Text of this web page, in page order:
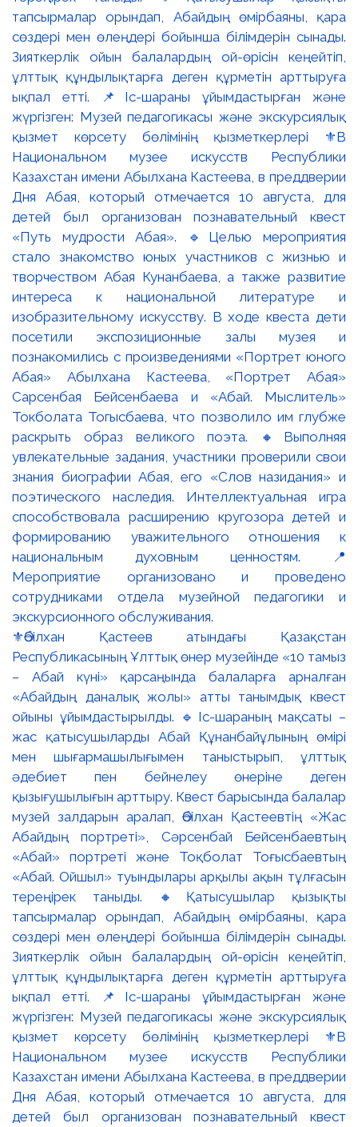
⚜️Әбілхан Қастеев атындағы Қазақстан
Республикасының Ұлттық өнер музейінде «10 тамыз
– Абай күні» қарсаңында балаларға арналған
«Абайдың даналық жолы» атты танымдық квест
ойыны ұйымдастырылды. 🔹Іс-шараның мақсаты –
жас қатысушыларды Абай Құнанбайұлының өмірі
мен шығармашылығымен таныстырып, ұлттық
әдебиет пен бейнелеу өнеріне деген
қызығушылығын арттыру. Квест барысында балалар
музей залдарын аралап, Әбілхан Қастеевтің «Жас
Абайдың портреті», Сәрсенбай Бейсенбаевтың
«Абай» портреті және Тоқболат Тоғысбаевтың
«Абай. Ойшыл» туындылары арқылы ақын тұлғасын
тереңірек таныды. 🔸Қатысушылар қызықты
тапсырмалар орындап, Абайдың өмірбаяны, қара
сөздері мен өлеңдері бойынша білімдерін сынады.
Зияткерлік ойын балалардың ой-өрісін кеңейтіп,
ұлттық құндылықтарға деген құрметін арттыруға
ықпал етті. 📌Іс-шараны ұйымдастырған және
жүргізген: Музей педагогикасы және экскурсиялық
қызмет көрсету бөлімінің қызметкерлері ⚜️В
Национальном музее искусств Республики
Казахстан имени Абылхана Кастеева, в преддверии
Дня Абая, который отмечается 10 августа, для
детей был организован познавательный квест